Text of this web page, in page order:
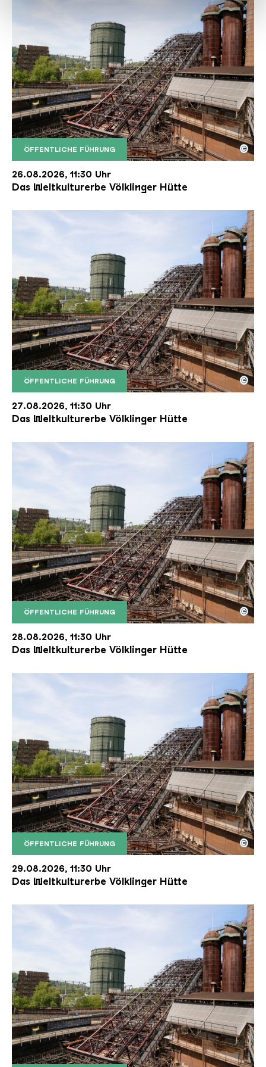
ÖFFENTLICHE FÜHRUNG
Der Erzschrägaufzug der Völklinger Hütte mit
Copyright: Weltkulturerbe Völklinger Hütte | Karl
©
26.08.2026, 11:30 Uhr
Das Weltkulturerbe Völklinger Hütte
ÖFFENTLICHE FÜHRUNG
Der Erzschrägaufzug der Völklinger Hütte mit
Copyright: Weltkulturerbe Völklinger Hütte | Karl
©
27.08.2026, 11:30 Uhr
Das Weltkulturerbe Völklinger Hütte
ÖFFENTLICHE FÜHRUNG
Der Erzschrägaufzug der Völklinger Hütte mit
Copyright: Weltkulturerbe Völklinger Hütte | Karl
©
28.08.2026, 11:30 Uhr
Das Weltkulturerbe Völklinger Hütte
ÖFFENTLICHE FÜHRUNG
Der Erzschrägaufzug der Völklinger Hütte mit
Copyright: Weltkulturerbe Völklinger Hütte | Karl
©
29.08.2026, 11:30 Uhr
Das Weltkulturerbe Völklinger Hütte